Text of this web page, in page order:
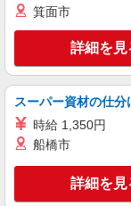
キープ
職業紹介
株式会社kotrio /●YK-
箕面市
詳細を見
スーパー資材の仕分
時給 1,350円
船橋市
詳細を見